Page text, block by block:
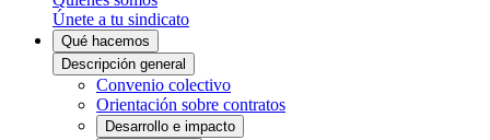
Únete a tu sindicato
Qué hacemos
Descripción general
Convenio colectivo
Orientación sobre contratos
Desarrollo e impacto